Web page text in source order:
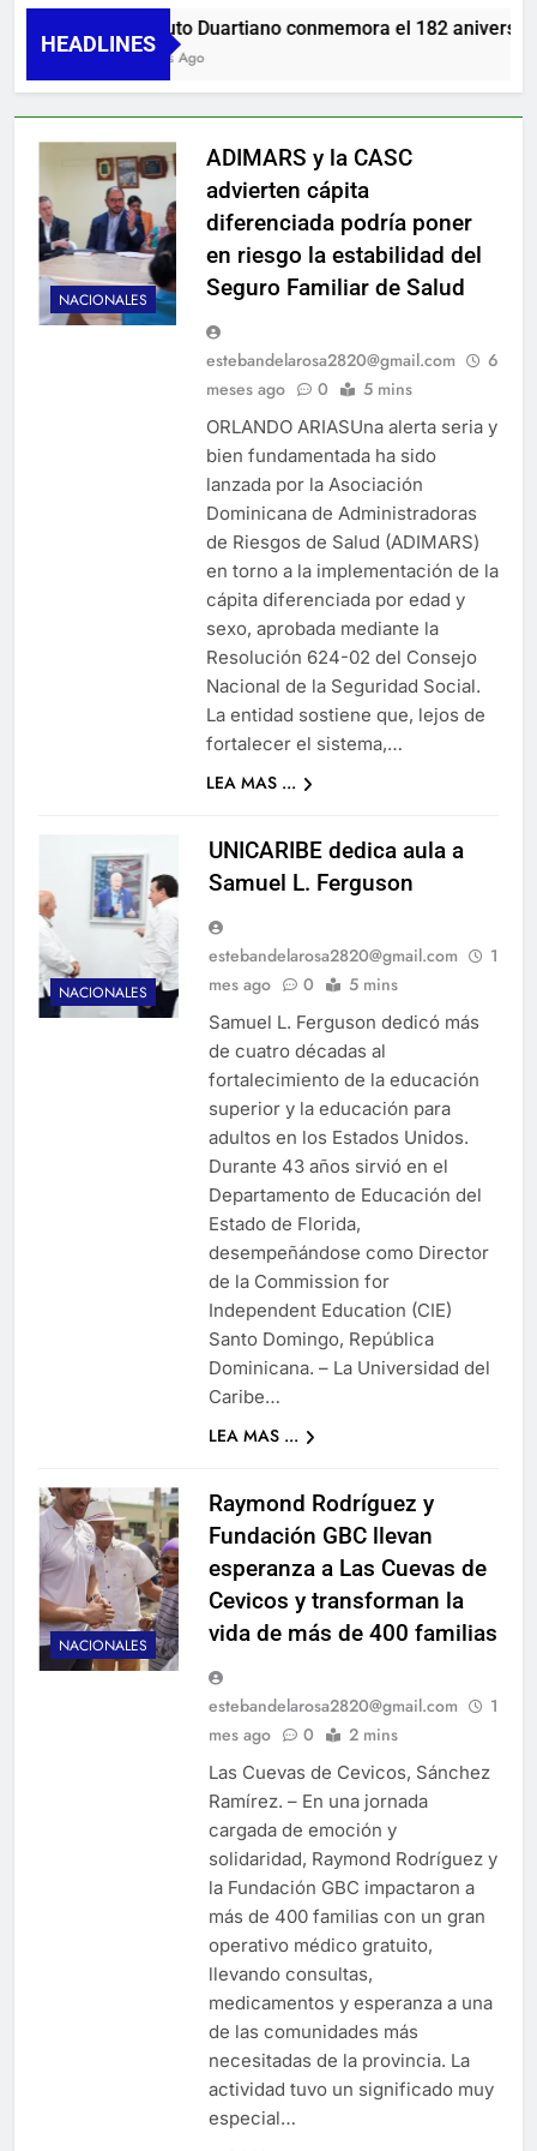
HEADLINES
Instituto Duartiano conmemora el 182
5 Meses Ago
NACIONALES
ADIMARS y la CASC
advierten cápita
diferenciada podría poner
en riesgo la estabilidad del
Seguro Familiar de Salud
estebandelarosa2820@gmail.com
6
meses ago
0 5 mins
ORLANDO ARIASUna alerta seria y
bien fundamentada ha sido
lanzada por la Asociación
Dominicana de Administradoras
de Riesgos de Salud (ADIMARS)
en torno a la implementación de la
cápita diferenciada por edad y
sexo, aprobada mediante la
Resolución 624-02 del Consejo
Nacional de la Seguridad Social.
La entidad sostiene que, lejos de
fortalecer el sistema,…
LEA MAS ...
NACIONALES
UNICARIBE dedica aula a
Samuel L. Ferguson
estebandelarosa2820@gmail.com
1
mes ago
0 5 mins
Samuel L. Ferguson dedicó más
de cuatro décadas al
fortalecimiento de la educación
superior y la educación para
adultos en los Estados Unidos.
Durante 43 años sirvió en el
Departamento de Educación del
Estado de Florida,
desempeñándose como Director
de la Commission for
Independent Education (CIE)
Santo Domingo, República
Dominicana. – La Universidad del
Caribe…
LEA MAS ...
NACIONALES
Raymond Rodríguez y
Fundación GBC llevan
esperanza a Las Cuevas de
Cevicos y transforman la
vida de más de 400 familias
estebandelarosa2820@gmail.com
1
mes ago
0 2 mins
Las Cuevas de Cevicos, Sánchez
Ramírez. – En una jornada
cargada de emoción y
solidaridad, Raymond Rodríguez y
la Fundación GBC impactaron a
más de 400 familias con un gran
operativo médico gratuito,
llevando consultas,
medicamentos y esperanza a una
de las comunidades más
necesitadas de la provincia. La
actividad tuvo un significado muy
especial…